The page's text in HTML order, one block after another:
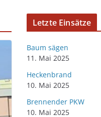
Letzte Einsätze
Baum sägen
11. Mai 2025
Heckenbrand
10. Mai 2025
Brennender PKW
10. Mai 2025